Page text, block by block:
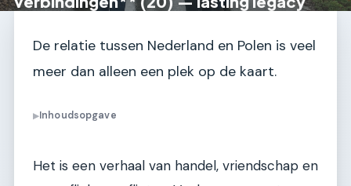
De relatie tussen Nederland en Polen is veel
meer dan alleen een plek op de kaart.
▶Inhoudsopgave
Het is een verhaal van handel, vriendschap en